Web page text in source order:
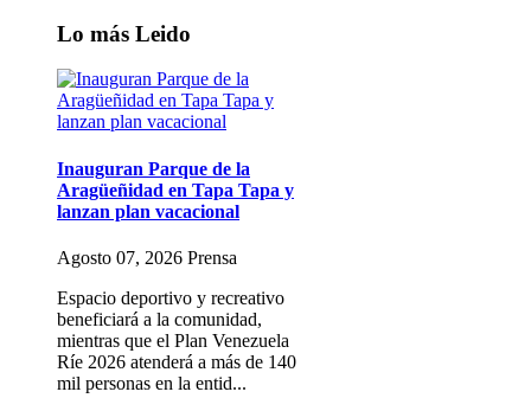
Lo más Leido
Inauguran Parque de la
Aragüeñidad en Tapa Tapa y
lanzan plan vacacional
Agosto 07, 2026 Prensa
Espacio deportivo y recreativo
beneficiará a la comunidad,
mientras que el Plan Venezuela
Ríe 2026 atenderá a más de 140
mil personas en la entid...